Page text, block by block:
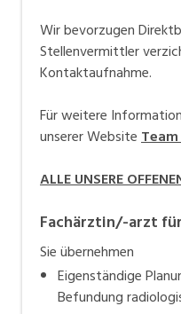
Wir bevorzugen
Stellenvermittler
Kontaktaufnahme.
Für weitere
unserer Website
ALLE UNSERE
Fachärztin/-arzt
Sie übernehmen
Eigenständige
Befundung